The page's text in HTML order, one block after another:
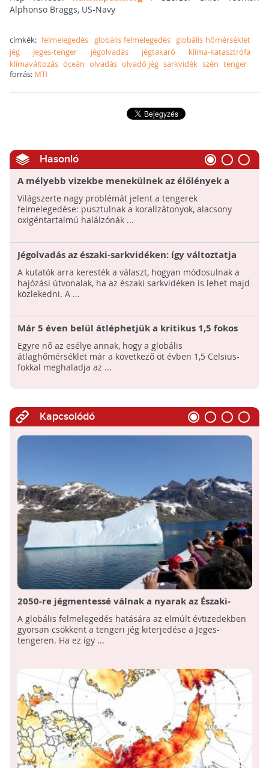
Alphonso Braggs, US-Navy
címkék:felmelegedés globális felmelegedés globális hőmérséklet
jég
Jeges-tenger jégolvadás jégtakaró
klíma-katasztrófa
klímaváltozás óceán olvadás olvadó jég sarkvidék szén tenger
forrás: MTI
Hasonló
A mélyebb vizekbe menekülnek az élőlények a
melegedő tengerekben
Világszerte nagy problémát jelent a tengerek
felmelegedése: pusztulnak a korallzátonyok, alacsony
oxigéntartalmú halálzónák ...
Jégolvadás az északi-sarkvidéken: így változtatja
meg a hajózási útvonalakat
A kutatók arra keresték a választ, hogyan módosulnak a
hajózási útvonalak, ha az északi sarkvidéken is lehet majd
közlekedni. A ...
Már 5 éven belül átléphetjük a kritikus 1,5 fokos
felmelegedést!
Egyre nő az esélye annak, hogy a globális
átlaghőmérséklet már a következő öt évben 1,5 Celsius-
fokkal meghaladja az ...
Kapcsolódó
2050-re jégmentessé válnak a nyarak az Északi-
sarkvidéken!
A globális felmelegedés hatására az elmúlt évtizedekben
gyorsan csökkent a tengeri jég kiterjedése a Jeges-
tengeren. Ha ez így ...